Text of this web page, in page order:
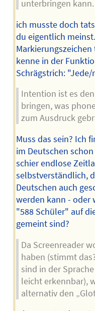
unterbringen kann.
ich musste doch
du eigentlich
kenne in der
Schrägstrich:
Intention ist es
bringen, was
zum Ausdruck
Muss das sein? Ich
im Deutschen
schier endlose
selbstverständlich,
Deutschen auch
werden kann - oder
"588 Schüler" auf
gemeint sind?
Da Screenreader
haben (stimmt
sind in der
leicht erkennbar),
alternativ den